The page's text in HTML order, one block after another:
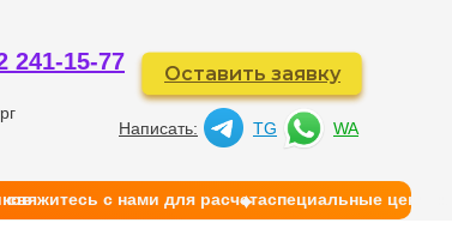
241-15-77 Оставить заявку
Написать:
TG WA
cпециальные цены
свяжитесь с нами для расчета